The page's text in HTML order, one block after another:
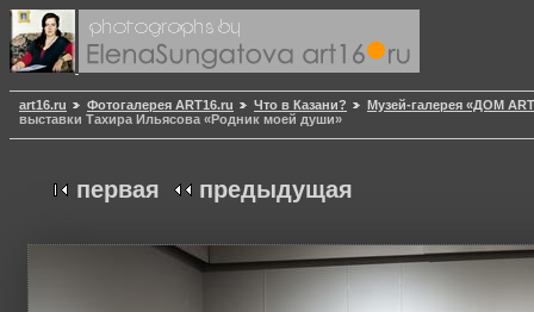
art16.ru Фотогалерея ART16.ru Что в Казани?
Музей-галерея «ДОМ
выставки Тахира Ильясова «Родник моей души»
первая предыдущая